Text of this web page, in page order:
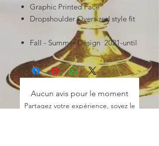
Graphic Printed Face
Dropshoulder Oversized style fit
Fall - Summer Design 2021-until
Aucun avis pour le moment
Partagez votre expérience, soyez le